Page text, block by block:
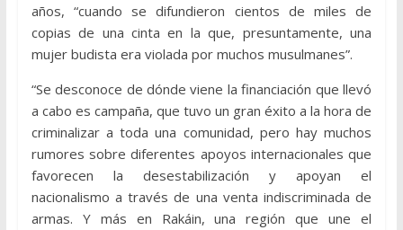
años, “cuando se difundieron cientos de miles de
copias de una cinta en la que, presuntamente, una
mujer budista era violada por muchos musulmanes”.
“Se desconoce de dónde viene la financiación que llevó
a cabo es campaña, que tuvo un gran éxito a la hora de
criminalizar a toda una comunidad, pero hay muchos
rumores sobre diferentes apoyos internacionales que
favorecen la desestabilización y apoyan el
nacionalismo a través de una venta indiscriminada de
armas. Y más en Rakáin, una región que une el